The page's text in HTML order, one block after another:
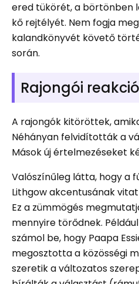
ered tükörét, a börtönben
kő rejtélyét. Nem fogja
kalandkönyvét követő
során.
Rajongói
A rajongók kitöröttek,
Néhányan felvidították a
Mások új értelmezéseket
Valószínűleg látta, hogy a
Lithgow akcentusának
Ez a zümmögés
mennyire törődnek.
számol be, hogy Paapa
megosztotta a közösségi
szeretik a változatos